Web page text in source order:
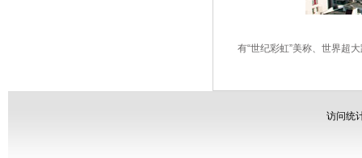
有“世纪彩虹”美称、世界超
访问统